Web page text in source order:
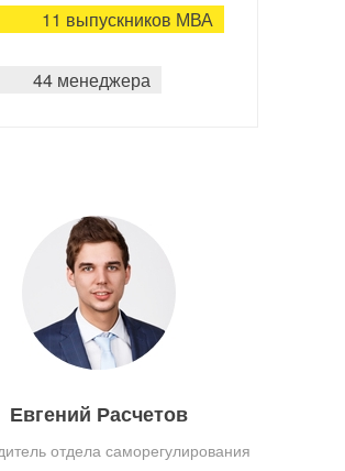
11 выпускников МВА
44 менеджера
Евгений Расчетов
отдела саморегулирования